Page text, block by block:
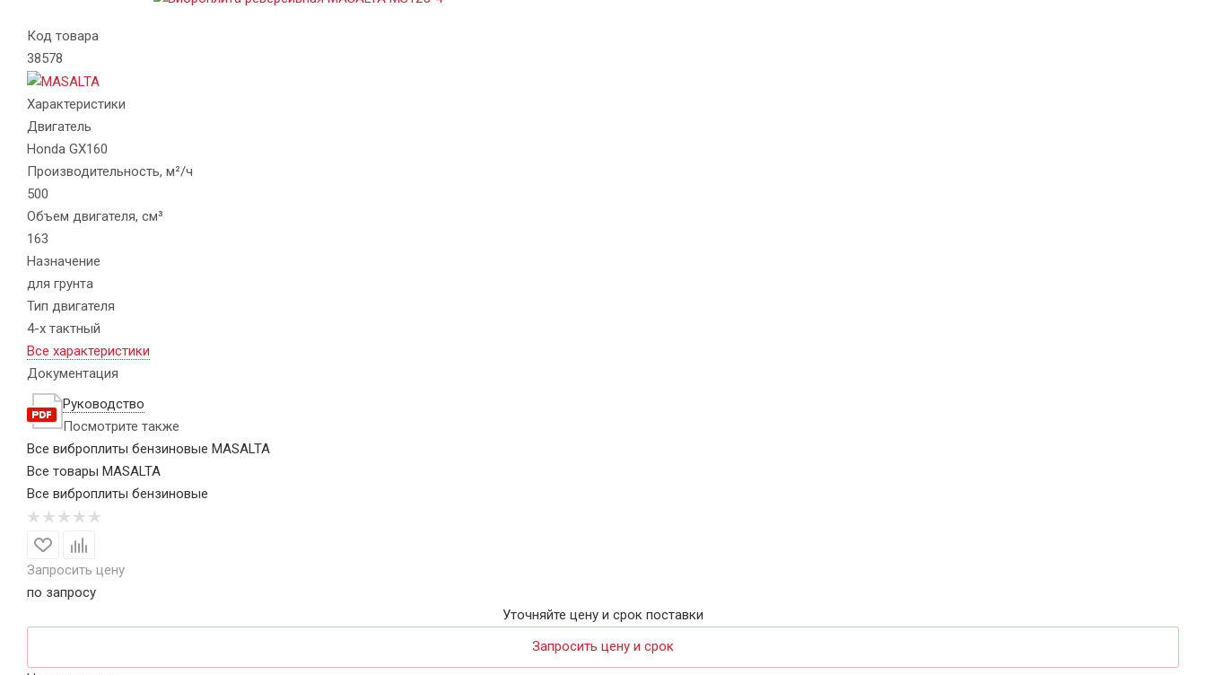
Код товара
38578
Характеристики
Двигатель
Honda GX160
Производительность, м²/ч
500
Объем двигателя, см³
163
Назначение
для грунта
Тип двигателя
4-х тактный
Все характеристики
Документация
Руководство
Посмотрите также
Все виброплиты бензиновые MASALTA
Все товары MASALTA
Все виброплиты бензиновые
Запросить цену
по запросу
Уточняйте цену и срок поставки
Запросить цену и срок